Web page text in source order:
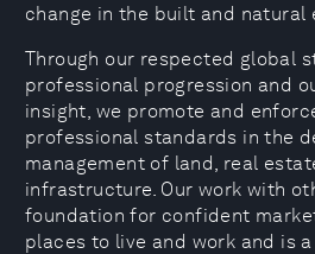
change in the built and natural
Through our respected global
professional progression and
insight, we promote and
professional standards in the
management of land, real
infrastructure. Our work with
foundation for confident
places to live and work and is